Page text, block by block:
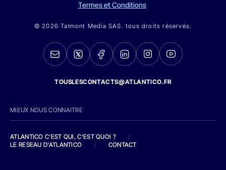
Termes et Conditions
© 2026 Talmont Media SAS. tous droits réservés.
TOUSLESCONTACTS@ATLANTICO.FR
MIEUX NOUS CONNAITRE
ATLANTICO C'EST QUI, C'EST QUOI ?
/
LE RESEAU D'ATLANTICO
/ CONTACT